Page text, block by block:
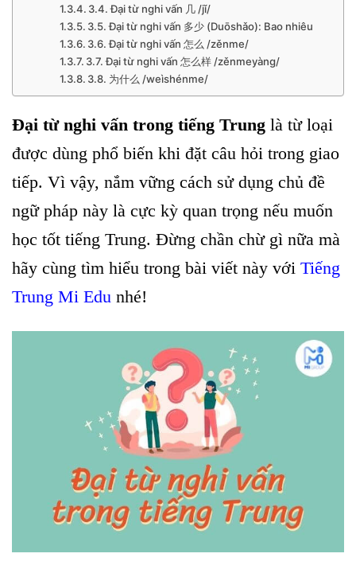
3.4. Đại từ nghi vấn 几 /jǐ/
3.5. Đại từ nghi vấn 多少 (Duōshǎo): Bao nhiêu
3.6. Đại từ nghi vấn 怎么 /zěnme/
3.7. Đại từ nghi vấn 怎么样 /zěnmeyàng/
3.8. 为什么 /weìshénme/
Đại từ nghi vấn trong tiếng Trung là từ loại
được dùng phổ biến khi đặt câu hỏi trong giao
tiếp. Vì vậy, nắm vững cách sử dụng chủ đề
ngữ pháp này là cực kỳ quan trọng nếu muốn
học tốt tiếng Trung. Đừng chần chừ gì nữa mà
hãy cùng tìm hiểu trong bài viết này với Tiếng
Trung Mi Edu nhé!